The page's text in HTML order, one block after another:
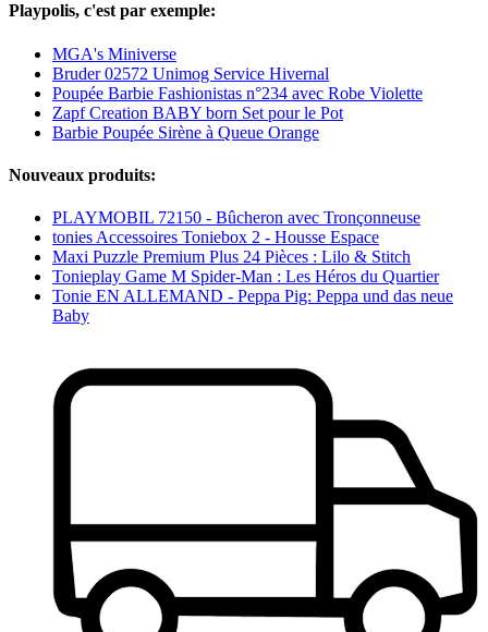
Playpolis, c'est par exemple:
MGA's Miniverse
Bruder 02572 Unimog Service Hivernal
Poupée Barbie Fashionistas n°234 avec Robe Violette
Zapf Creation BABY born Set pour le Pot
Barbie Poupée Sirène à Queue Orange
Nouveaux produits:
PLAYMOBIL 72150 - Bûcheron avec Tronçonneuse
tonies Accessoires Toniebox 2 - Housse Espace
Maxi Puzzle Premium Plus 24 Pièces : Lilo & Stitch
Tonieplay Game M Spider-Man : Les Héros du Quartier
Tonie EN ALLEMAND - Peppa Pig: Peppa und das neue
Baby